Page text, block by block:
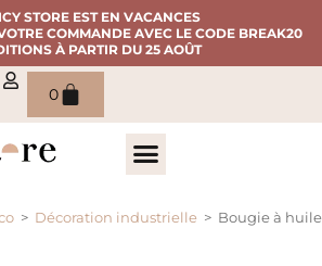
STORE EST EN VACANCES
COMMANDE AVEC LE CODE BREAK20
À PARTIR DU 25 AOÛT
0
> Décoration industrielle > Bougie à